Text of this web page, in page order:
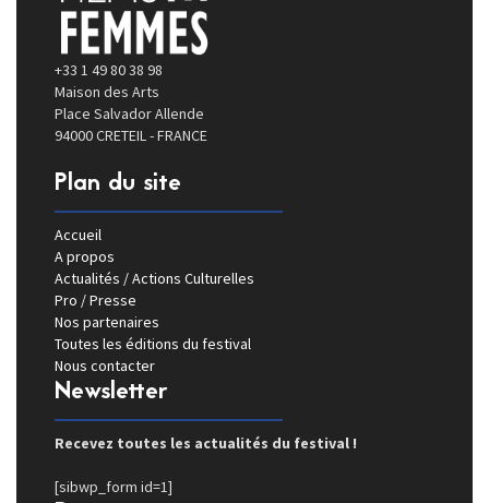
+33 1 49 80 38 98
Maison des Arts
Place Salvador Allende
94000 CRETEIL - FRANCE
Plan du site
Accueil
A propos
Actualités / Actions Culturelles
Pro / Presse
Nos partenaires
Toutes les éditions du festival
Nous contacter
Newsletter
Recevez toutes les actualités du festival !
[sibwp_form id=1]